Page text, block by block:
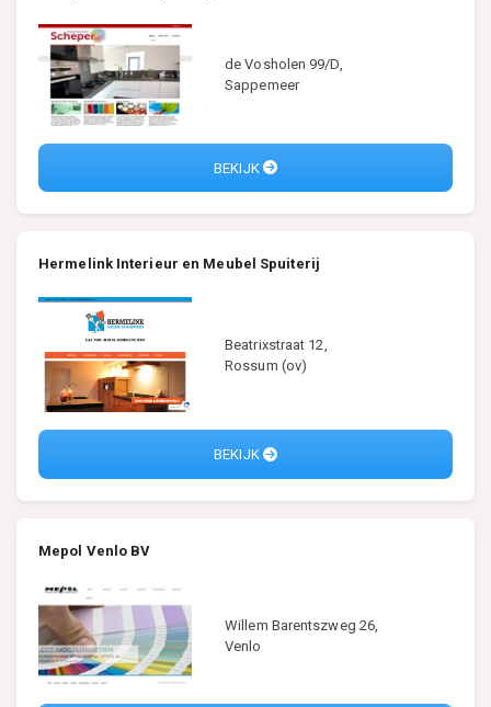
de Vosholen 99/D,
Sappemeer
BEKIJK
Hermelink Interieur en Meubel Spuiterij
Beatrixstraat 12,
Rossum (ov)
BEKIJK
Mepol Venlo BV
Willem Barentszweg 26,
Venlo